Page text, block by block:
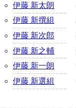
伊藤 新太朗
伊藤 新撰組
伊藤 新次郎
伊藤 新之輔
伊藤 新一朗
伊藤 新選組